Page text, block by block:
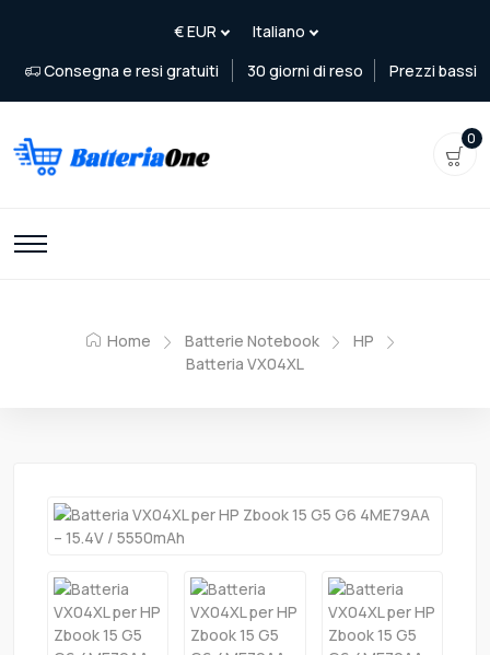
Consegna e resi gratuiti 30 giorni di reso Prezzi bassi
0
Home Batterie Notebook
HP
Batteria VX04XL